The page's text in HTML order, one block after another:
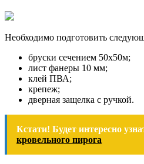
Необходимо подготовить
бруски сечением 50х50м;
лист фанеры 10 мм;
клей ПВА;
крепеж;
дверная защелка с ручкой.
Кстати! Будет интересно
кровельного пирога